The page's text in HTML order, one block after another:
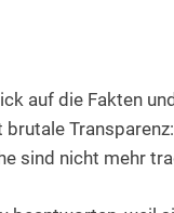
auf die Fakten
sind nicht mehr